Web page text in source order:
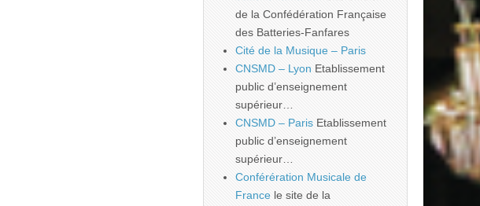
de la Confédération Française
des Batteries-Fanfares
Cité de la Musique – Paris
CNSMD – Lyon Etablissement
public d’enseignement
supérieur…
CNSMD – Paris Etablissement
public d’enseignement
supérieur…
Conférération Musicale de
France le site de la